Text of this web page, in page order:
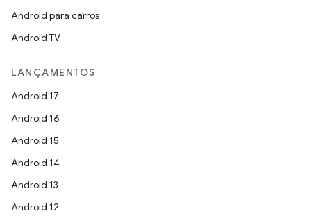
Android para carros
Android TV
LANÇAMENTOS
Android 17
Android 16
Android 15
Android 14
Android 13
Android 12